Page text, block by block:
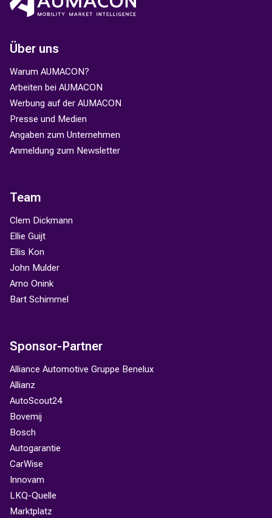
Über uns
Warum AUMACON?
Arbeiten bei AUMACON
Werbung auf der AUMACON
Presse und Medien
Angaben zum Unternehmen
Anmeldung zum Newsletter
Team
Clem Dickmann
Ellie Guijt
Ellis Kon
John Mulder
Arno Onink
Bart Schimmel
Sponsor-Partner
Alliance Automotive Gruppe Benelux
Allianz
AutoScout24
Bovemij
Bosch
Autogarantie
CarWise
Innovam
LKQ-Quelle
Marktplatz